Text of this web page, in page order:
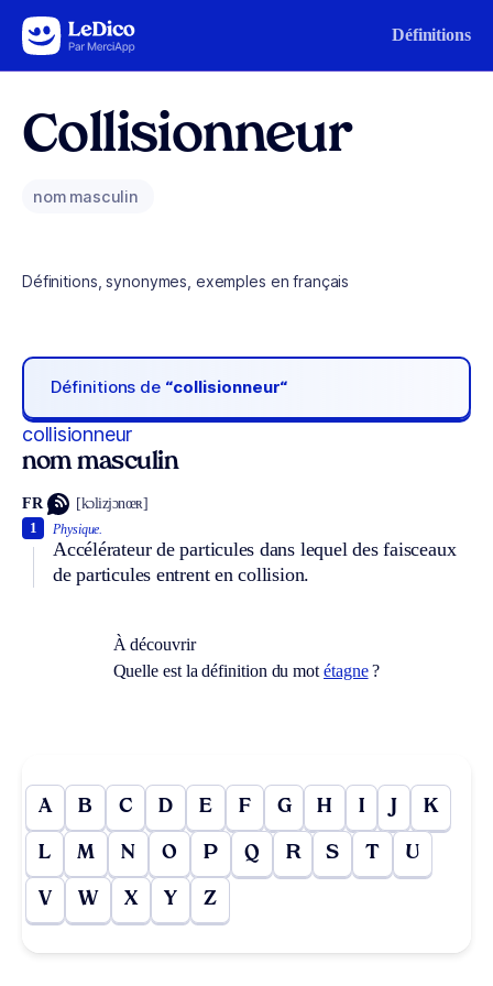
Aller au contenu Définitions
Collisionneur
nom masculin
Définitions, synonymes, exemples en français
Définitions de “collisionneur“
collisionneur
nom masculin
FR [kɔlizjɔnœʀ]
Physique.
Accélérateur de particules dans lequel des faisceaux
de particules entrent en collision.
1
À découvrir
Quelle est la définition du motétagne?
A B C D E F G H I J K
L M N O P Q R S T U
V W X Y Z